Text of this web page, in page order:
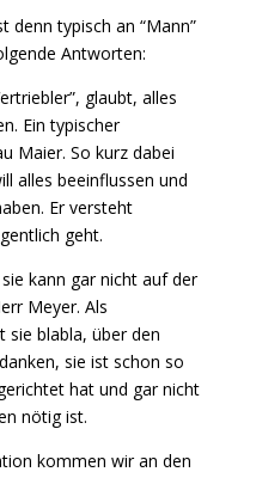
denn typisch an “Mann”
Antworten:
glaubt, alles
Ein typischer
Maier. So kurz dabei
alles beeinflussen und
Er versteht
geht.
kann gar nicht auf der
Meyer. Als
sie blabla, über den
sie ist schon so
hat und gar nicht
nötig ist.
kommen wir an den